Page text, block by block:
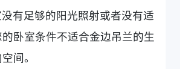
有足够的阳光照射或者没有适
卧室条件不适合金边吊兰的生
间。